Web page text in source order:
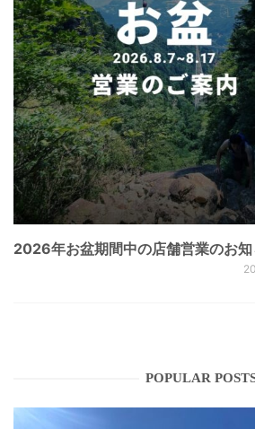
2026年お盆期間中の店舗営業のお
POPULAR